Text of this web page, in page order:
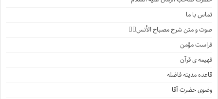
تماس با ما
صوت و متن شرح مصباح الأنس۱️⃣
فراست مؤمن
فهیمه ی قرآن
قاعده مدینه فاضله
وضوی حضرت آقا